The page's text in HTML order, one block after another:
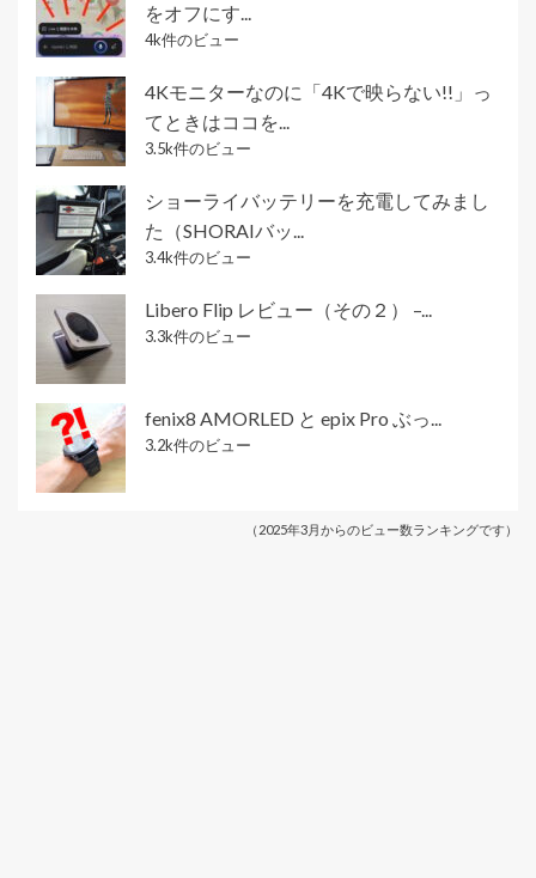
をオフにす...
4k件のビュー
4Kモニターなのに「4Kで映らない!!」っ
てときはココを...
3.5k件のビュー
ショーライバッテリーを充電してみまし
た（SHORAIバッ...
3.4k件のビュー
Libero Flip レビュー（その２） –...
3.3k件のビュー
fenix8 AMORLED と epix Pro ぶっ...
3.2k件のビュー
（2025年3月からのビュー数ランキングです）